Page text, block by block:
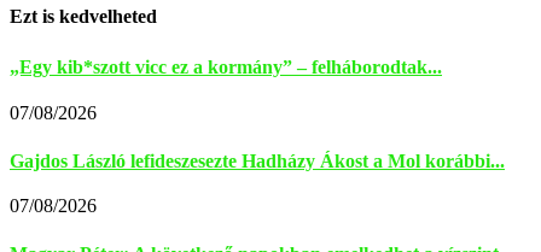
Ezt is kedvelheted
„Egy kib*szott vicc ez a kormány” – felháborodtak...
07/08/2026
Gajdos László lefideszesezte Hadházy Ákost a Mol korábbi...
07/08/2026